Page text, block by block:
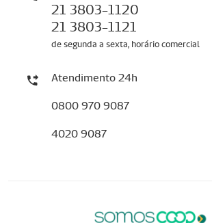
21 3803-1120
21 3803-1121
de segunda a sexta, horário comercial
Atendimento 24h
0800 970 9087
4020 9087